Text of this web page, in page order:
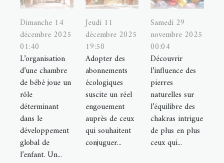
Dimanche 14
décembre 2025
01:40
L’organisation
d’une chambre
de bébé joue un
rôle
déterminant
dans le
développement
global de
l’enfant. Un...
Jeudi 11
décembre 2025
19:50
Adopter des
abonnements
écologiques
suscite un réel
engouement
auprès de ceux
qui souhaitent
conjuguer...
Samedi 29
novembre 2025
00:04
Découvrir
l’influence des
pierres
naturelles sur
l’équilibre des
chakras intrigue
de plus en plus
ceux qui...